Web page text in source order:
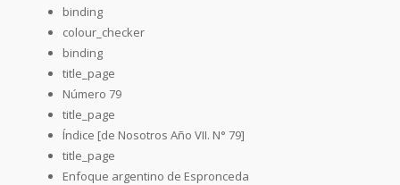
binding
colour_checker
binding
title_page
Número 79
title_page
Índice [de Nosotros Año VII. N° 79]
title_page
Enfoque argentino de Espronceda